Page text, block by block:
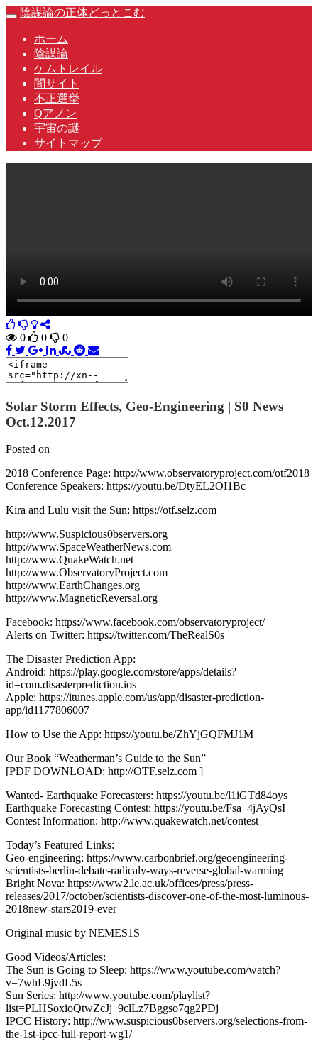
Skip
content
Toggle
陰謀論の正体どっとこむ
ホーム
陰謀論
ケムトレイル
闇サイト
不正選挙
Qアノン
宇宙の謎
サイトマップ
0 0 0
Solar Storm Effects, Geo-Engineering | S0 News
Oct.12.2017
Posted on
2018 Conference Page: http://www.observatoryproject.com/otf2018
Conference Speakers: https://youtu.be/DtyEL2OI1Bc
Kira and Lulu visit the Sun: https://otf.selz.com
http://www.Suspicious0bservers.org
http://www.SpaceWeatherNews.com
http://www.QuakeWatch.net
http://www.ObservatoryProject.com
http://www.EarthChanges.org
http://www.MagneticReversal.org
Facebook: https://www.facebook.com/observatoryproject/
Alerts on Twitter: https://twitter.com/TheRealS0s
The Disaster Prediction App:
Android: https://play.google.com/store/apps/details?
id=com.disasterprediction.ios
Apple: https://itunes.apple.com/us/app/disaster-prediction-
app/id1177806007
How to Use the App: https://youtu.be/ZhYjGQFMJ1M
Our Book “Weatherman’s Guide to the Sun”
[PDF DOWNLOAD: http://OTF.selz.com ]
Wanted- Earthquake Forecasters: https://youtu.be/l1iGTd84oys
Earthquake Forecasting Contest: https://youtu.be/Fsa_4jAyQsI
Contest Information: http://www.quakewatch.net/contest
Today’s Featured Links:
Geo-engineering: https://www.carbonbrief.org/geoengineering-
scientists-berlin-debate-radicaly-ways-reverse-global-warming
Bright Nova: https://www2.le.ac.uk/offices/press/press-
releases/2017/october/scientists-discover-one-of-the-most-luminous-
2018new-stars2019-ever
Original music by NEMES1S
Good Videos/Articles:
The Sun is Going to Sleep: https://www.youtube.com/watch?
v=7whL9jvdL5s
Sun Series: http://www.youtube.com/playlist?
list=PLHSoxioQtwZcJj_9clLz7Bggso7qg2PDj
IPCC History: http://www.suspicious0bservers.org/selections-from-
the-1st-ipcc-full-report-wg1/